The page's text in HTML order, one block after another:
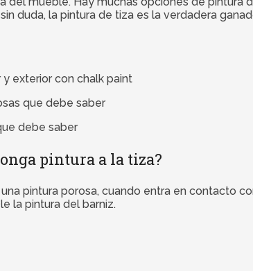
duda, la pintura de tiza es la verdadera
exterior con chalk paint
que debe saber
debe saber
pintura a la tiza?
pintura porosa, cuando entra en contacto
la pintura del barniz.